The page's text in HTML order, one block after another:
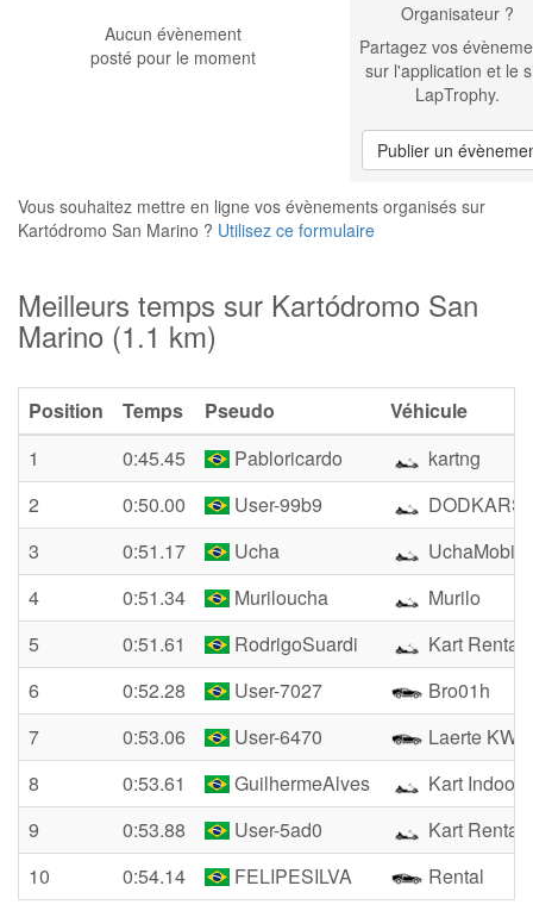
Aucun évènement
posté pour le moment
Organisateur ?
Partagez vos
sur l'application et le
LapTrophy.
Publier un
Vous souhaitez mettre en ligne vos évènements organisés sur
Kartódromo San Marino ? Utilisez ce formulaire
Meilleurs temps sur Kartódromo San
Marino (1.1 km)
Position Temps Pseudo
Véhicule
1
0:45.45 Pabloricardo
kartng
2
0:50.00 User-99b9
DODKARS
3
0:51.17 Ucha
UchaMobile
4
0:51.34 Muriloucha
Murilo
5
0:51.61 RodrigoSuardi
Kart Rental
6
0:52.28 User-7027
Bro01h
7
0:53.06 User-6470
Laerte KWF
8
0:53.61 GuilhermeAlves
Kart Indoor
9
0:53.88 User-5ad0
Kart Rental
10
0:54.14 FELIPESILVA Rental